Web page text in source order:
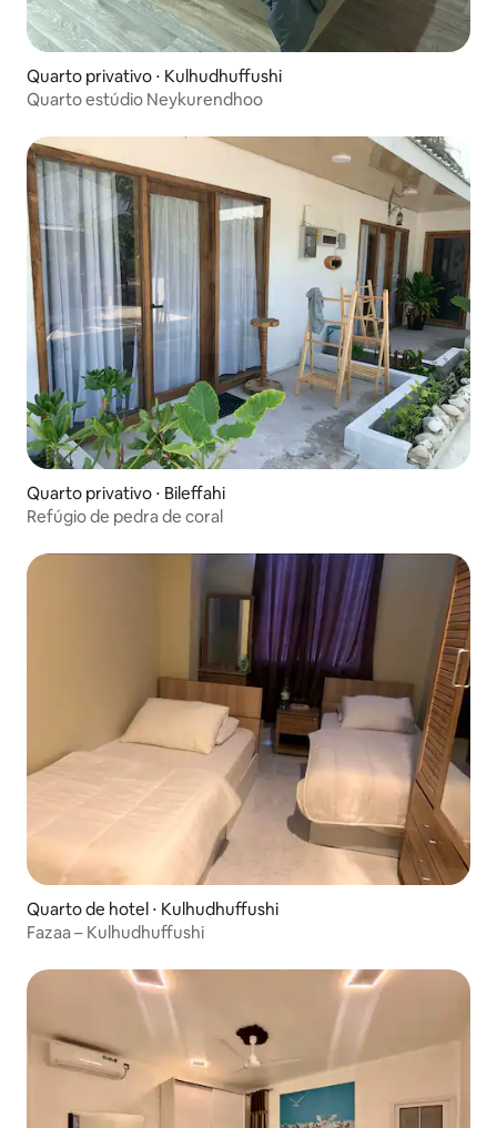
Quarto privativo ⋅ Kulhudhuffushi
Quarto estúdio Neykurendhoo
Quarto privativo ⋅ Bileffahi
Refúgio de pedra de coral
Quarto de hotel ⋅ Kulhudhuffushi
Fazaa – Kulhudhuffushi